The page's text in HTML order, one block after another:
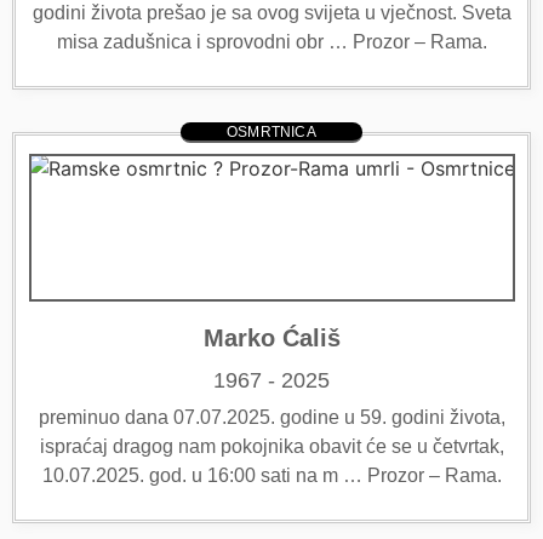
godini života prešao je sa ovog svijeta u vječnost. Sveta
misa zadušnica i sprovodni obr … Prozor – Rama.
OSMRTNICA
Marko Ćališ
1967 - 2025
preminuo dana 07.07.2025. godine u 59. godini života,
ispraćaj dragog nam pokojnika obavit će se u četvrtak,
10.07.2025. god. u 16:00 sati na m … Prozor – Rama.